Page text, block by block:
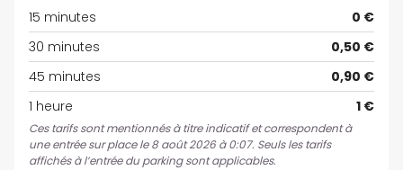
15 minutes
0 €
30 minutes
0,50 €
45 minutes
0,90 €
1 heure
1 €
Ces tarifs sont mentionnés à titre indicatif et correspondent à
une entrée sur place le 8 août 2026 à 0:07. Seuls les tarifs
affichés à l’entrée du parking sont applicables.